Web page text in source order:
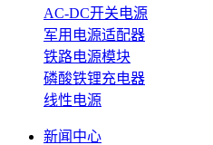
AC-DC开关电源
军用电源适配器
铁路电源模块
磷酸铁锂充电器
线性电源
新闻中心